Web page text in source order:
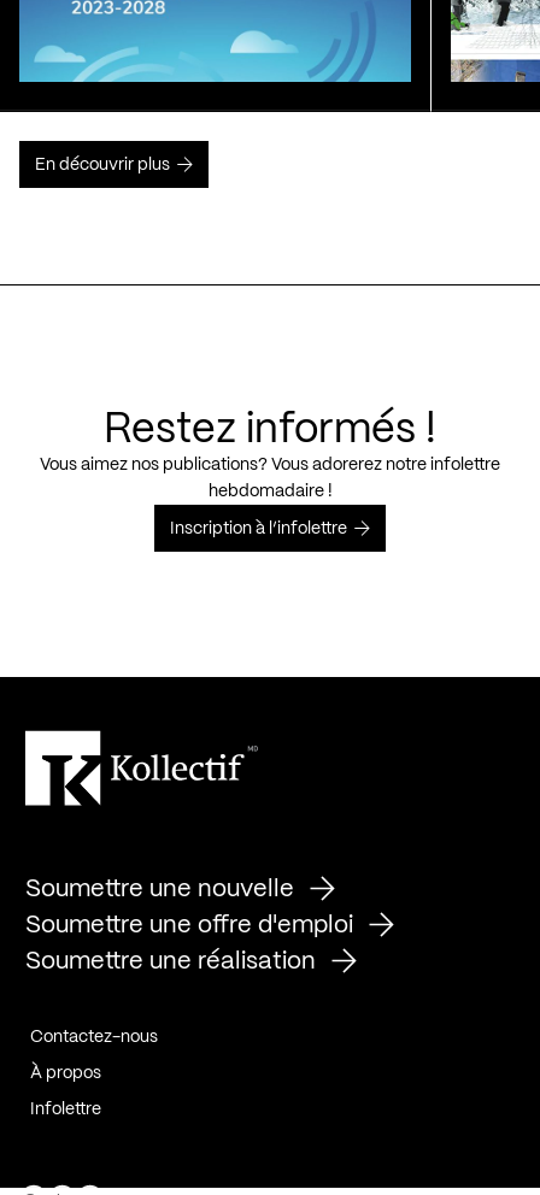
En découvrir plus
Restez informés !
Vous aimez nos publications? Vous adorerez notre infolettre
hebdomadaire !
Inscription à l’infolettre
Soumettre une nouvelle
Soumettre une offre d'emploi
Soumettre une réalisation
Contactez-nous
À propos
Infolettre